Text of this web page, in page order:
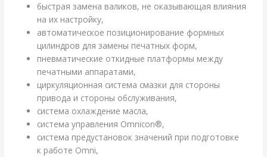
быстрая замена валиков, не оказывающая влияния
на их настройку,
автоматическое позиционирование формных
цилиндров для замены печатных форм,
пневматические откидные платформы между
печатными аппаратами,
циркуляционная система смазки для стороны
привода и стороны обслуживания,
система охлаждение масла,
система управления Omnicon®,
система предустановок значений при подготовке
к работе Omni,